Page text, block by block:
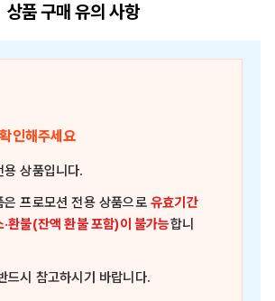
상품 구매 유의 사항
인해주세요
용 상품입니다.
은프로모션 전용 상품으로유효기간
·환불(잔액 환불 포함)이 불가능합니
드시 참고하시기 바랍니다.